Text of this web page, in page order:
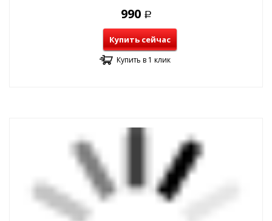
990 Р
Купить сейчас
Купить в 1 клик